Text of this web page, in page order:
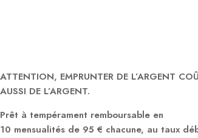
ATTENTION, EMPRUNTER DE L’ARGENT
AUSSI DE L’ARGENT.
Prêt à tempérament remboursable en
10 mensualités de 95 € chacune, au taux